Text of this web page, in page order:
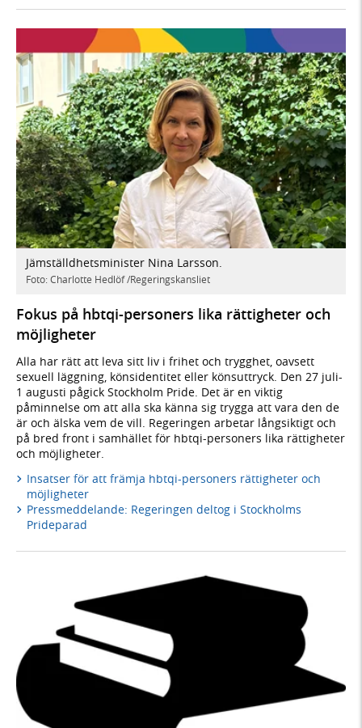
Jämställdhets­minister Nina Larsson.
Foto: Charlotte Hedlöf /Regeringskansliet
Fokus på hbtqi-personers lika rättigheter och
möjligheter
Alla har rätt att leva sitt liv i frihet och trygghet, oavsett
sexuell läggning, könsidentitet eller könsuttryck. Den 27 juli-
1 augusti pågick Stockholm Pride. Det är en viktig
påminnelse om att alla ska känna sig trygga att vara den de
är och älska vem de vill. Regeringen arbetar långsiktigt och
på bred front i samhället för hbtqi-personers lika rättigheter
och möjligheter.
Insatser för att främja hbtqi-personers rättigheter och
möjligheter
Pressmeddelande: Regeringen deltog i Stockholms
Prideparad